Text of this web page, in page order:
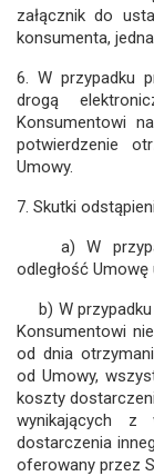
załącznik do
konsumenta,
6. W przypadku
drogą
Konsumentowi
potwierdzenie
Umowy.
7. Skutki
a) W
odległość
b) W przypadku
Konsumentowi
od dnia
od Umowy,
koszty
wynikających z
dostarczenia
oferowany przez